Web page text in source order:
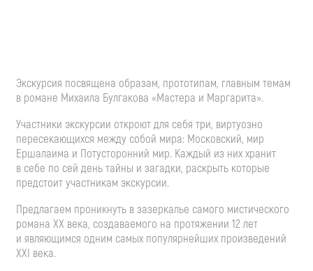
Экскурсия посвящена образам, прототипам, главным темам
в романе Михаила Булгакова «Мастера и Маргарита».
Участники экскурсии откроют для себя три, виртуозно
пересекающихся между собой мира: Московский, мир
Ершалаима и Потусторонний мир. Каждый из них хранит
в себе по сей день тайны и загадки, раскрыть которые
предстоит участникам экскурсии.
Предлагаем проникнуть в зазеркалье самого мистического
романа ХХ века, создаваемого на протяжении 12 лет
и являющимся одним самых популярнейших произведений
ХХI века.